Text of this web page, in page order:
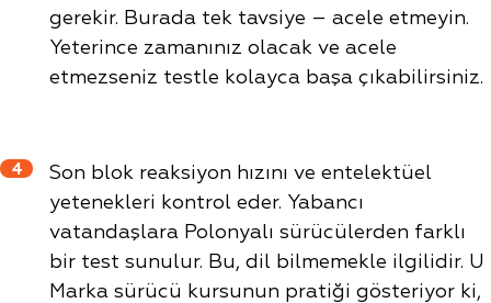
gerekir. Burada tek tavsiye – acele etmeyin.
Yeterince zamanınız olacak ve acele
etmezseniz testle kolayca başa çıkabilirsiniz.
4
Son blok reaksiyon hızını ve entelektüel
yetenekleri kontrol eder. Yabancı
vatandaşlara Polonyalı sürücülerden farklı
bir test sunulur. Bu, dil bilmemekle ilgilidir. U
Marka sürücü kursunun pratiği gösteriyor ki,